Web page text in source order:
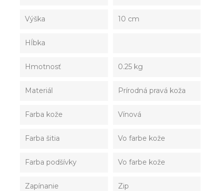
Výška 10 cm
Hĺbka
Hmotnosť 0.25 kg
Materiál Prírodná pravá koža
Farba kože Vínová
Farba šitia Vo farbe kože
Farba podšívky Vo farbe kože
Zapínanie Zip